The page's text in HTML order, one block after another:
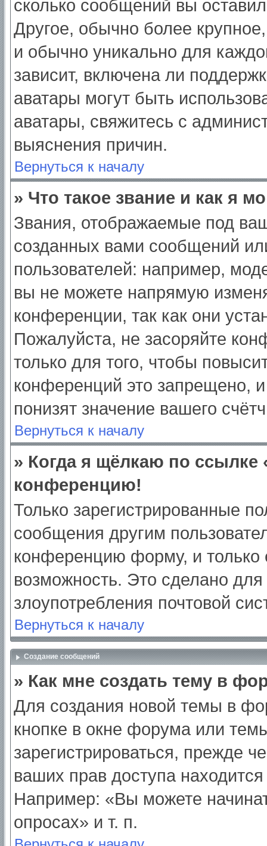
сколько сообщений вы
Другое, обычно более
и обычно уникально для
зависит, включена ли
аватары могут быть
аватары, свяжитесь с
выяснения причин.
Вернуться к началу
» Что такое звание и как я
Звания, отображаемые под
созданных вами сообщений
пользователей: например,
вы не можете напрямую
конференции, так как они
Пожалуйста, не засоряйте
только для того, чтобы
конференций это запрещено,
понизят значение вашего
Вернуться к началу
» Когда я щёлкаю по ссылке
конференцию!
Только зарегистрированные
сообщения другим
конференцию форму, и только
возможность. Это сделано для
злоупотребления почтовой
Вернуться к началу
Создание сообщений
» Как мне создать тему в
Для создания новой темы в
кнопке в окне форума или
зарегистрироваться, прежде
ваших прав доступа
Например: «Вы можете
опросах» и т. п.